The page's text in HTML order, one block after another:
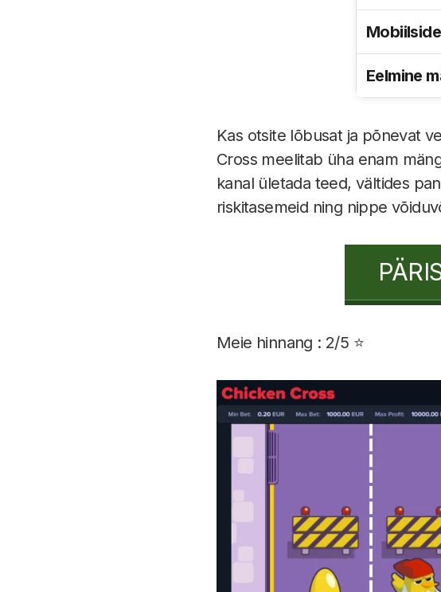
Eelmine
Kas otsite lõbusat ja põnevat
Cross meelitab üha enam
kanal ületada teed, vältides
riskitasemeid ning nippe
Meie hinnang : 2/5 ⭐